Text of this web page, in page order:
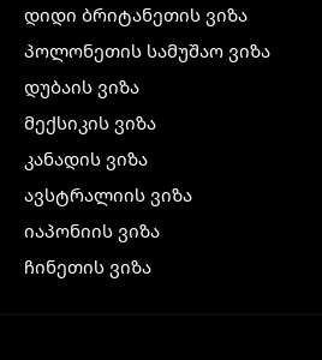
დიდი ბრიტანეთის ვიზა
პოლონეთის სამუშაო ვიზა
დუბაის ვიზა
მექსიკის ვიზა
კანადის ვიზა
ავსტრალიის ვიზა
იაპონიის ვიზა
ჩინეთის ვიზა